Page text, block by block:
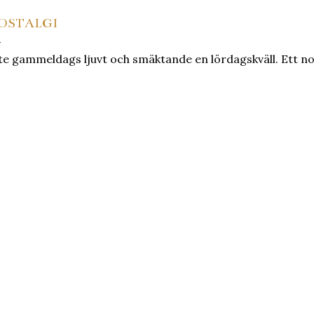
gammeldags ljuvt och smäktande en lördagskväll. Ett